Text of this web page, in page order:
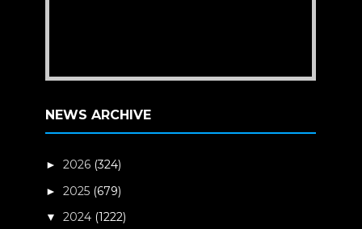
NEWS ARCHIVE
►2026 (324)
►2025 (679)
▼2024 (1222)